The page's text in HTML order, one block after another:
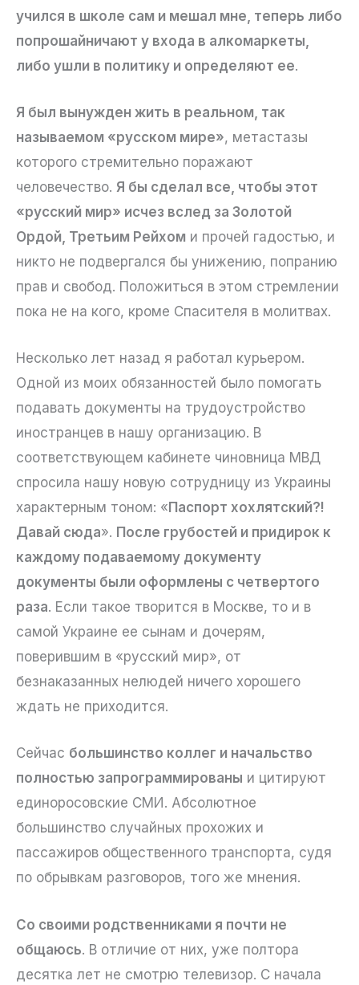
учился в школе сам и мешал мне, теперь либо
попрошайничают у входа в алкомаркеты,
либо ушли в политику и определяют ее.
Я был вынужден жить в реальном, так
называемом «русском мире», метастазы
которого стремительно поражают
человечество. Я бы сделал все, чтобы этот
«русский мир» исчез вслед за Золотой
Ордой, Третьим Рейхом и прочей гадостью, и
никто не подвергался бы унижению, попранию
прав и свобод. Положиться в этом стремлении
пока не на кого, кроме Спасителя в молитвах.
Несколько лет назад я работал курьером.
Одной из моих обязанностей было помогать
подавать документы на трудоустройство
иностранцев в нашу организацию. В
соответствующем кабинете чиновница МВД
спросила нашу новую сотрудницу из Украины
характерным тоном: « Паспорт хохлятский?!
Давай сюда». После грубостей и придирок к
каждому подаваемому документу
документы были оформлены с четвертого
раза. Если такое творится в Москве, то и в
самой Украине ее сынам и дочерям,
поверившим в «русский мир», от
безнаказанных нелюдей ничего хорошего
ждать не приходится.
Сейчас большинство коллег и начальство
полностью запрограммированы и цитируют
единоросовские СМИ. Абсолютное
большинство случайных прохожих и
пассажиров общественного транспорта, судя
по обрывкам разговоров, того же мнения.
Со своими родственниками я почти не
общаюсь. В отличие от них, уже полтора
десятка лет не смотрю телевизор. С начала